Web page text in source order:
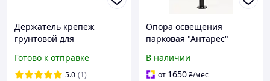
Держатель крепеж
грунтовой для
светильников Код.59258
Готово к отправке
5.0 (1)
Опора освещения
парковая "Антарес"
В наличии
от 1650₴/мес